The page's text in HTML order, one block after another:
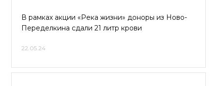
В рамках акции «Река жизни» доноры из Ново-
Переделкина сдали 21 литр крови
22.05.24